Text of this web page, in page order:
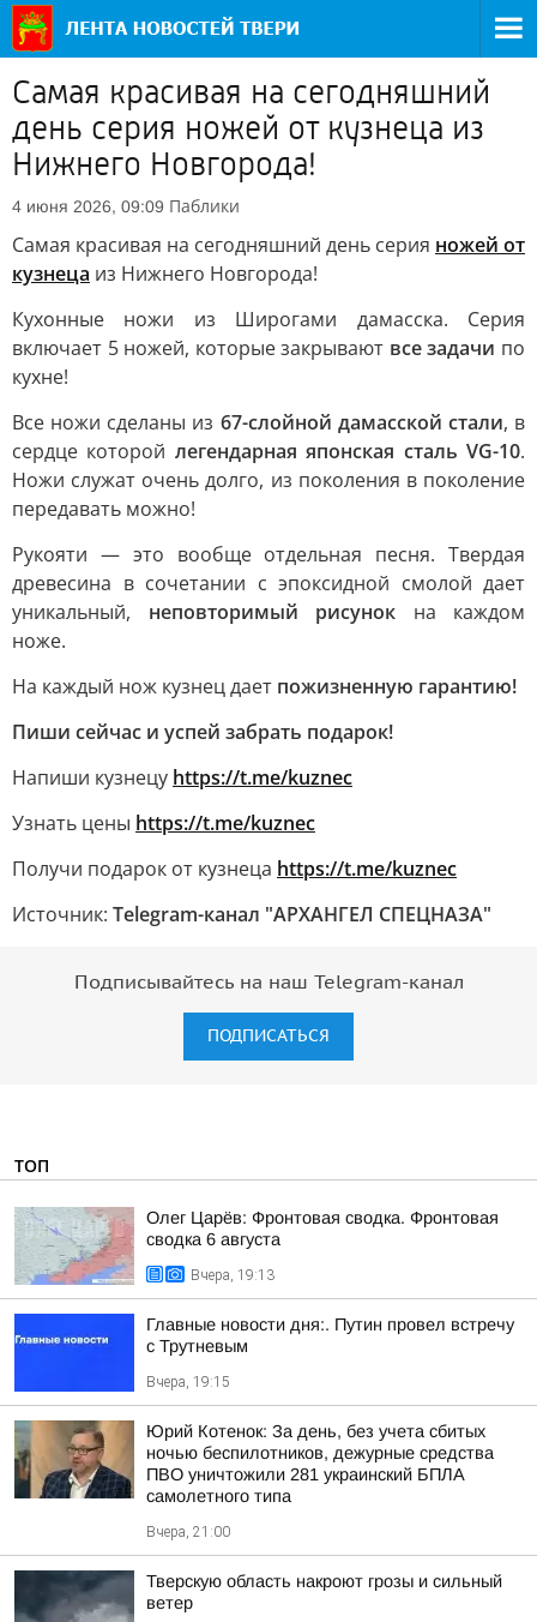
Самая красивая на сегодняшний
день серия ножей от кузнеца из
Нижнего Новгорода!
4 июня 2026, 09:09 Паблики
Самая красивая на сегодняшний день серия ножей от
кузнеца из Нижнего Новгорода!
Кухонные ножи из Широгами дамасска. Серия
включает 5 ножей, которые закрывают все задачи по
кухне!
Все ножи сделаны из 67-слойной дамасской стали, в
сердце которой легендарная японская сталь VG-10.
Ножи служат очень долго, из поколения в поколение
передавать можно!
Рукояти — это вообще отдельная песня. Твердая
древесина в сочетании с эпоксидной смолой дает
уникальный, неповторимый рисунок на каждом
ноже.
На каждый нож кузнец дает пожизненную гарантию!
Пиши сейчас и успей забрать подарок!
Напиши кузнецу https://t.me/kuznec
Узнать цены https://t.me/kuznec
Получи подарок от кузнеца https://t.me/kuznec
Источник: Telegram-канал "АРХАНГЕЛ СПЕЦНАЗА"
Подписывайтесь на наш Telegram-канал
ПОДПИСАТЬСЯ
ТОП
Олег Царёв: Фронтовая сводка. Фронтовая
сводка 6 августа
Вчера, 19:13
Главные новости дня:. Путин провел встречу
с Трутневым
Вчера, 19:15
Юрий Котенок: За день, без учета сбитых
ночью беспилотников, дежурные средства
ПВО уничтожили 281 украинский БПЛА
самолетного типа
Вчера, 21:00
Тверскую область накроют грозы и сильный
ветер